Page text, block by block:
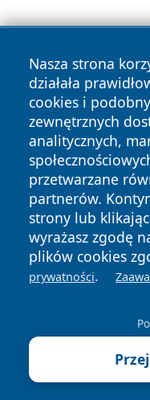
Nasza strona
działała
cookies i
zewnętrznych
analitycznych,
przetwarzane
partnerów.
strony lub
wyrażasz zgodę
plików cookies
prywatności.
Copyright © 2026
zastrzeżone.
News Autorzy